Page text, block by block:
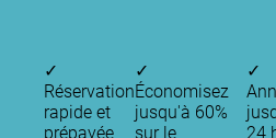
✓
Réservation
rapide et
prépayée
✓
Économisez
jusqu'à 60%
sur le
✓
24